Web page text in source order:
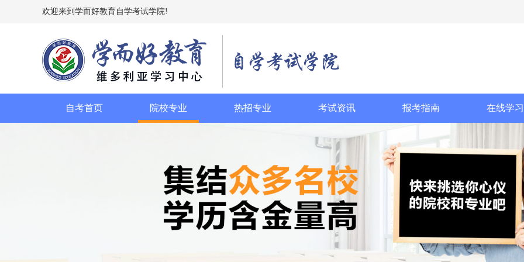
欢迎来到学而好教育自学考试学院!
自考首页 院校专业 热招专业 考试资讯 报考指南 在线学习